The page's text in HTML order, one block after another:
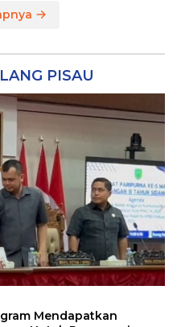
PISAU
Mendapatkan